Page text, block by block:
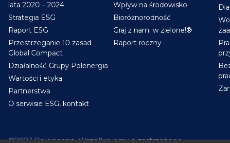
lata 2020 – 2024
Strategia ESG
Raport ESG
Przestrzeganie 10 zasad
Global Compact
Działalność Grupy Polenergia
Wartości i etyka
Partnerstwa
O serwisie ESG, kontakt
Wpływ na środowisko
Bioróżnorodność
Graj z nami w zielone!®
Raport roczny
©2023 Polenergia. Wszelkie prawa zastrzeżone.